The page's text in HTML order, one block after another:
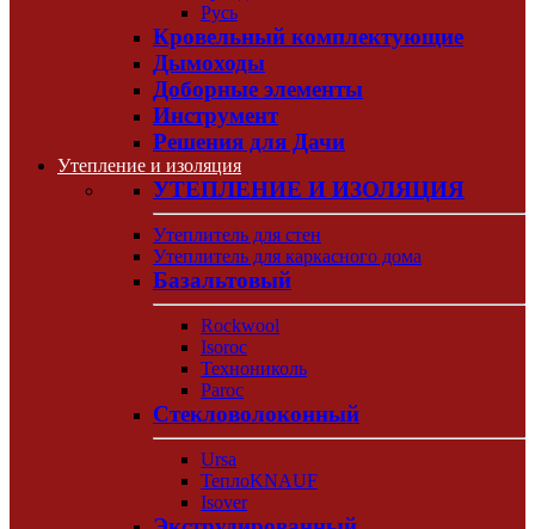
Русь
Кровельный комплектующие
Дымоходы
Доборные элементы
Инструмент
Решения для Дачи
Утепление и изоляция
УТЕПЛЕНИЕ И ИЗОЛЯЦИЯ
Утеплитель для стен
Утеплитель для каркасного дома
Базальтовый
Rockwool
Isoroc
Технониколь
Paroc
Стекловолоконный
Ursa
ТеплоKNAUF
Isover